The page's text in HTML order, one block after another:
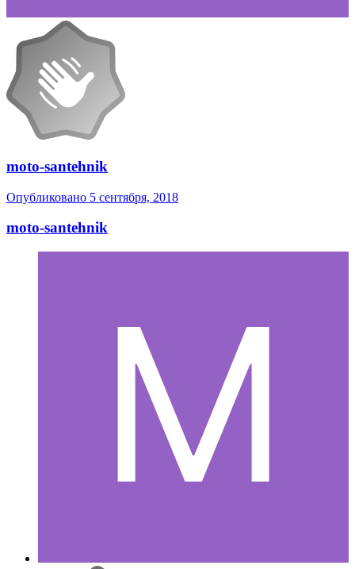
moto-santehnik
Опубликовано 5 сентября, 2018
moto-santehnik